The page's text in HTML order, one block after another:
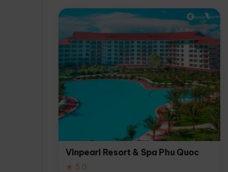
Vinpearl Resort & Spa Phu Quoc
★ 5.0